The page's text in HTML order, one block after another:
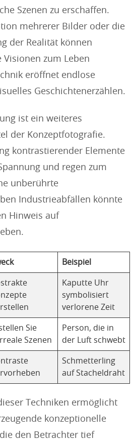
Szenen zu erschaffen.
mehrerer Bilder oder die
der Realität können
Visionen zum Leben
eröffnet endlose
Geschichtenerzählen.
ist ein weiteres
der Konzeptfotografie.
kontrastierender Elemente
und regen zum
unberührte
Industrieabfällen könnte
Hinweis auf
Beispiel
Kaputte Uhr
symbolisiert
verlorene Zeit
Sie
Szenen
Person, die in
der Luft schwebt
Schmetterling
auf Stacheldraht
Techniken ermöglicht
konzeptionelle
den Betrachter tief